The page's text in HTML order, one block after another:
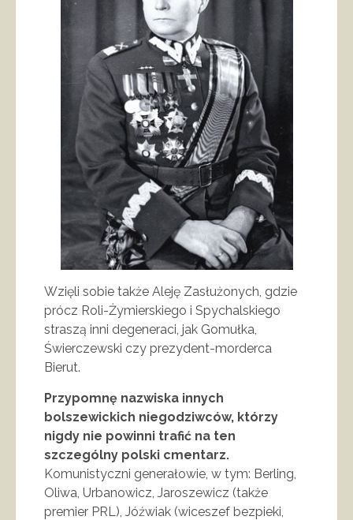
Wzięli sobie także Aleję Zasłużonych, gdzie
prócz Roli-Żymierskiego i Spychalskiego
straszą inni degeneraci, jak Gomułka,
Świerczewski czy prezydent-morderca
Bierut.
Przypomnę nazwiska innych
bolszewickich niegodziwców, którzy
nigdy nie powinni trafić na ten
szczególny polski cmentarz.
Komunistyczni generałowie, w tym: Berling,
Oliwa, Urbanowicz, Jaroszewicz (także
premier PRL), Jóźwiak (wiceszef bezpieki,